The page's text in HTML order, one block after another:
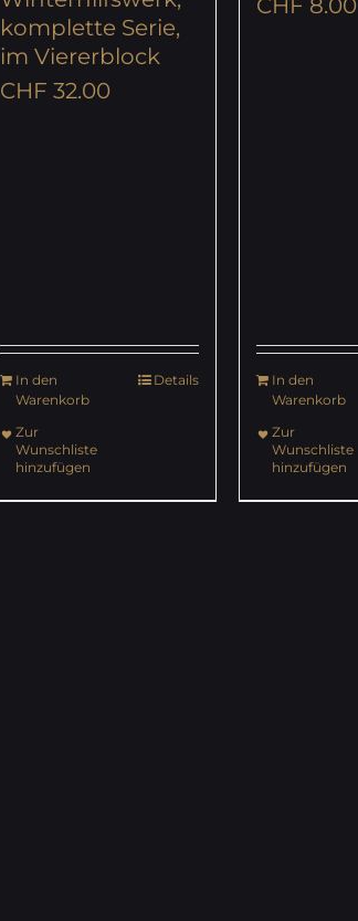
komplette Serie,
im Viererblock
CHF 32.00
In den
Warenkorb
Details
Zur
Wunschliste
hinzufügen
CHF 8.00
In den
Warenkorb
Zur
Wunschliste
hinzufügen